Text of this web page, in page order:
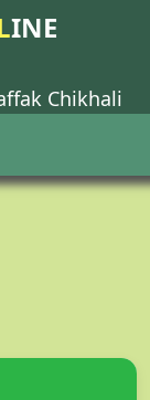
INE
Chikhali